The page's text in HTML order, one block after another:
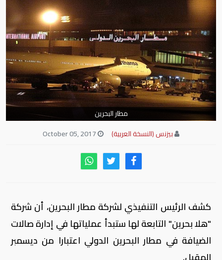
مطار البحرين
بيزنس (النسخة العربية)
كشف الرئيس التنفيذي لشركة مطار البحرين، أن شركة
"هلا بحرين" التابعة لها ستبدأ عملياتها في إدارة صالات
الضيافة في مطار البحرين الدولي اعتبارا من ديسمبر